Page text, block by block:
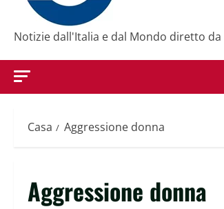
Notizie dall'Italia e dal Mondo diretto
Casa Aggressione donna
Aggressione donna